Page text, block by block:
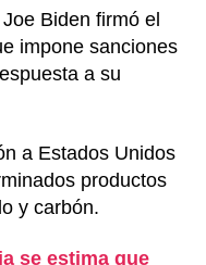
Biden firmó el
impone sanciones
a su
a Estados Unidos
productos
y carbón.
se estima que